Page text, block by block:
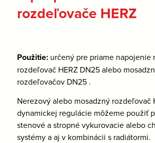
rozdeľovače HERZ
Použitie: určený pre priame napojenie
rozdeľovač HERZ DN25 alebo
rozdeľovačov DN25 .
Nerezový alebo mosadzný rozdeľovač
dynamickej regulácie môžeme použiť
stenové a stropné vykurovacie alebo
systémy a aj v kombinácii s radiátormi.